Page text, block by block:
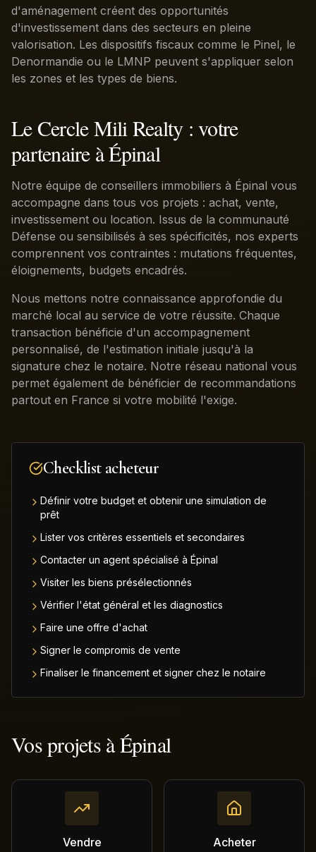
d'aménagement créent des opportunités
d'investissement dans des secteurs en pleine
valorisation. Les dispositifs fiscaux comme le Pinel, le
Denormandie ou le LMNP peuvent s'appliquer selon
les zones et les types de biens.
Le Cercle Mili Realty : votre
partenaire à Épinal
Notre équipe de conseillers immobiliers à Épinal vous
accompagne dans tous vos projets : achat, vente,
investissement ou location. Issus de la communauté
Défense ou sensibilisés à ses spécificités, nos experts
comprennent vos contraintes : mutations fréquentes,
éloignements, budgets encadrés.
Nous mettons notre connaissance approfondie du
marché local au service de votre réussite. Chaque
transaction bénéficie d'un accompagnement
personnalisé, de l'estimation initiale jusqu'à la
signature chez le notaire. Notre réseau national vous
permet également de bénéficier de recommandations
partout en France si votre mobilité l'exige.
Checklist acheteur
Définir votre budget et obtenir une simulation de
prêt
Lister vos critères essentiels et secondaires
Contacter un agent spécialisé à Épinal
Visiter les biens présélectionnés
Vérifier l'état général et les diagnostics
Faire une offre d'achat
Signer le compromis de vente
Finaliser le financement et signer chez le notaire
Vos projets àÉpinal
Vendre Acheter